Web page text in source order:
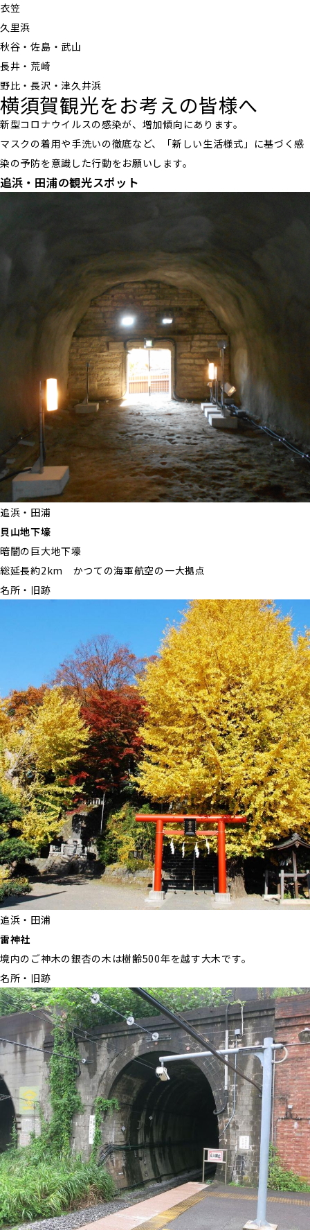
衣笠
久里浜
秋谷・佐島・武山
長井・荒崎
野比・長沢・津久井浜
横須賀観光をお考えの皆様へ
新型コロナウイルスの感染が、増加傾向にあります。
マスクの着用や手洗いの徹底など、「新しい生活様式」に基づく感
染の予防を意識した行動をお願いします。
追浜・田浦の観光スポット
追浜・田浦
貝山地下壕
暗闇の巨大地下壕
総延長約2km かつての海軍航空の一大拠点
名所・旧跡
追浜・田浦
雷神社
境内のご神木の銀杏の木は樹齢500年を越す大木です。
名所・旧跡